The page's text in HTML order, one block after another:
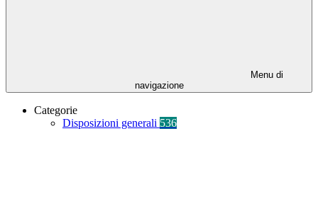
Menu di
navigazione
Categorie
Disposizioni generali 536